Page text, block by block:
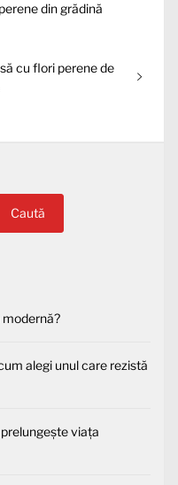
din grădină
cu flori perene de
Caută
alegi unul care rezistă
viața